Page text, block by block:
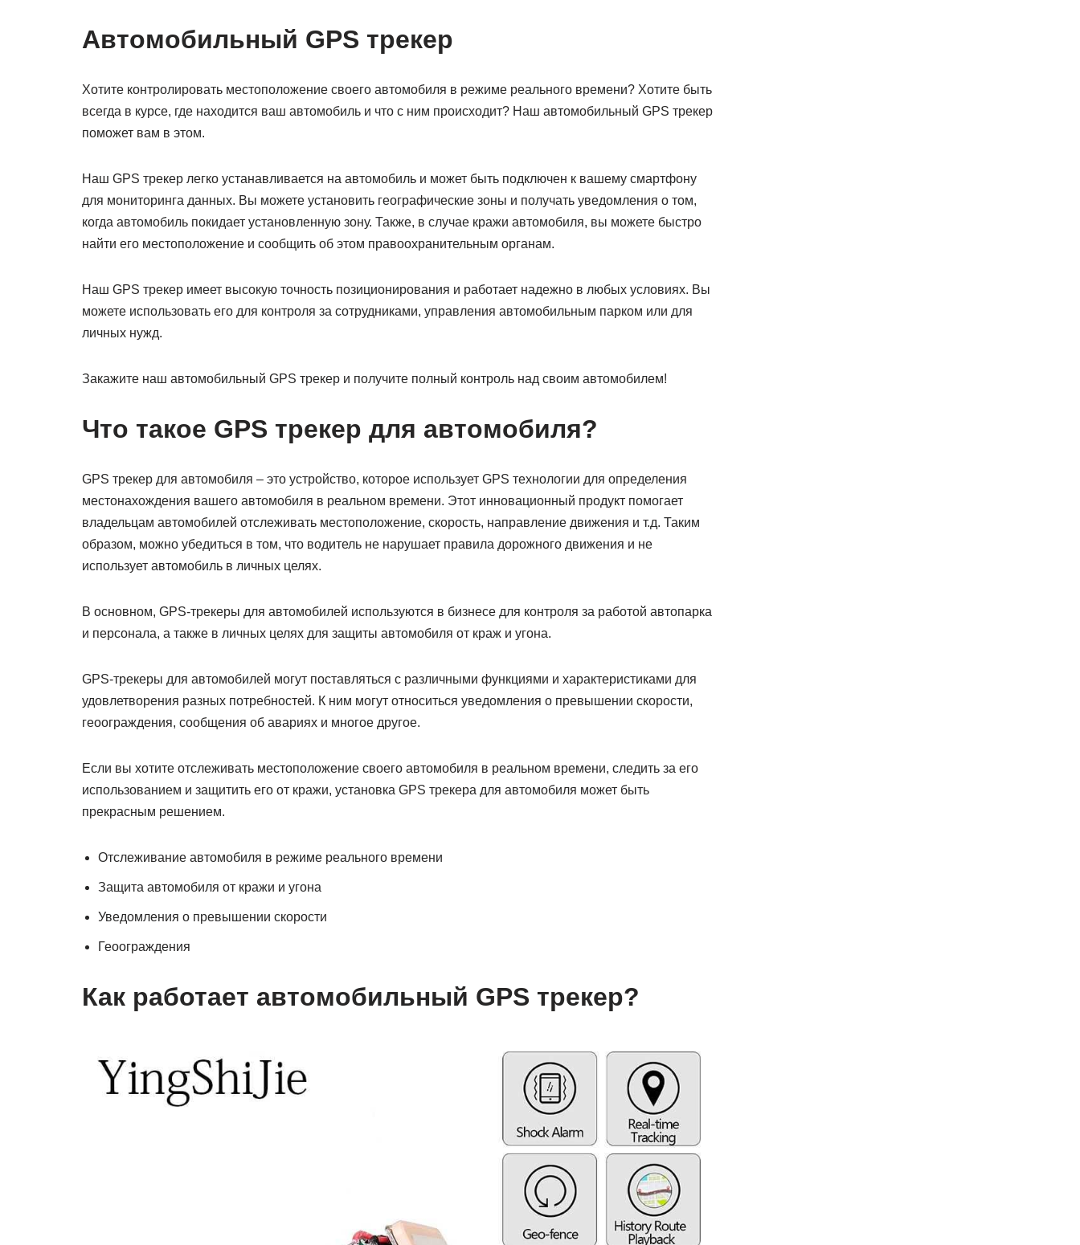
Автомобильный GPS трекер
Хотите контролировать местоположение своего автомобиля в режиме реального времени? Хотите быть
всегда в курсе, где находится ваш автомобиль и что с ним происходит? Наш автомобильный GPS трекер
поможет вам в этом.
Наш GPS трекер легко устанавливается на автомобиль и может быть подключен к вашему смартфону
для мониторинга данных. Вы можете установить географические зоны и получать уведомления о том,
когда автомобиль покидает установленную зону. Также, в случае кражи автомобиля, вы можете быстро
найти его местоположение и сообщить об этом правоохранительным органам.
Наш GPS трекер имеет высокую точность позиционирования и работает надежно в любых условиях. Вы
можете использовать его для контроля за сотрудниками, управления автомобильным парком или для
личных нужд.
Закажите наш автомобильный GPS трекер и получите полный контроль над своим автомобилем!
Что такое GPS трекер для автомобиля?
GPS трекер для автомобиля – это устройство, которое использует GPS технологии для определения
местонахождения вашего автомобиля в реальном времени. Этот инновационный продукт помогает
владельцам автомобилей отслеживать местоположение, скорость, направление движения и т.д. Таким
образом, можно убедиться в том, что водитель не нарушает правила дорожного движения и не
использует автомобиль в личных целях.
В основном, GPS-трекеры для автомобилей используются в бизнесе для контроля за работой автопарка
и персонала, а также в личных целях для защиты автомобиля от краж и угона.
GPS-трекеры для автомобилей могут поставляться с различными функциями и характеристиками для
удовлетворения разных потребностей. К ним могут относиться уведомления о превышении скорости,
геоограждения, сообщения об авариях и многое другое.
Если вы хотите отслеживать местоположение своего автомобиля в реальном времени, следить за его
использованием и защитить его от кражи, установка GPS трекера для автомобиля может быть
прекрасным решением.
Отслеживание автомобиля в режиме реального времени
Защита автомобиля от кражи и угона
Уведомления о превышении скорости
Геоограждения
Как работает автомобильный GPS трекер?